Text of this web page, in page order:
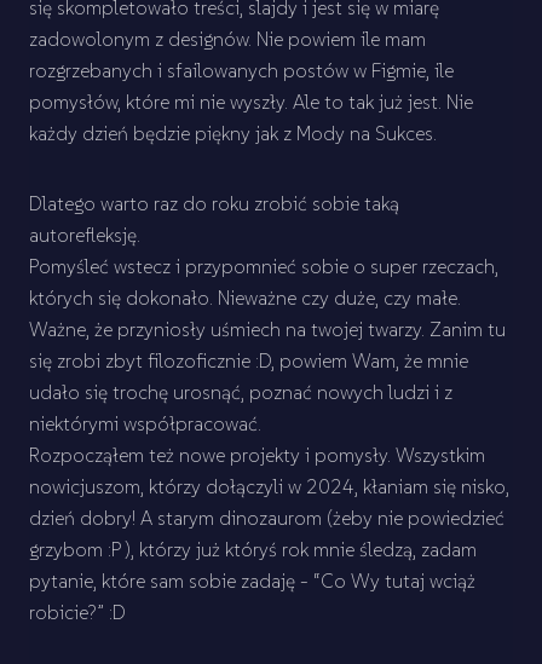
się skompletowało treści, slajdy i jest się w miarę
zadowolonym z designów. Nie powiem ile mam
rozgrzebanych i sfailowanych postów w Figmie, ile
pomysłów, które mi nie wyszły. Ale to tak już jest. Nie
każdy dzień będzie piękny jak z Mody na Sukces.
Dlatego warto raz do roku zrobić sobie taką
autorefleksję.
Pomyśleć wstecz i przypomnieć sobie o super rzeczach,
których się dokonało. Nieważne czy duże, czy małe.
Ważne, że przyniosły uśmiech na twojej twarzy. Zanim tu
się zrobi zbyt filozoficznie :D, powiem Wam, że mnie
udało się trochę urosnąć, poznać nowych ludzi i z
niektórymi współpracować.
Rozpocząłem też nowe projekty i pomysły. Wszystkim
nowicjuszom, którzy dołączyli w 2024, kłaniam się nisko,
dzień dobry! A starym dinozaurom (żeby nie powiedzieć
grzybom :P ), którzy już któryś rok mnie śledzą, zadam
pytanie, które sam sobie zadaję - “Co Wy tutaj wciąż
robicie?” :D